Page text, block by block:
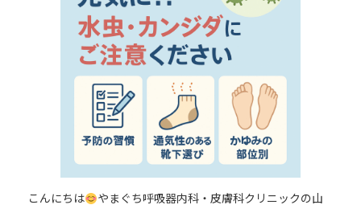
こんにちは
やまぐち呼吸器内科・皮膚科クリニックの山